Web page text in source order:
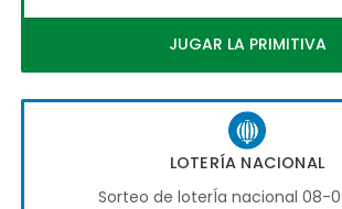
JUGAR LA PRIMITIVA
LOTERÍA NACIONAL
Sorteo de loterÍa nacional 08-